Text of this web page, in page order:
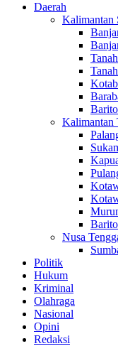
Daerah
Kalimantan
Kalimantan
Nusa
Politik
Hukum
Kriminal
Olahraga
Nasional
Opini
Redaksi